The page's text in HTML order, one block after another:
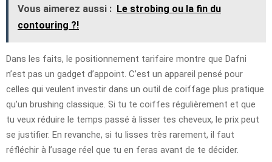
Vous aimerez aussi : Le strobing ou la fin du
contouring ?!
Dans les faits, le positionnement tarifaire montre que Dafni
n’est pas un gadget d’appoint. C’est un appareil pensé pour
celles qui veulent investir dans un outil de coiffage plus pratique
qu’un brushing classique. Si tu te coiffes régulièrement et que
tu veux réduire le temps passé à lisser tes cheveux, le prix peut
se justifier. En revanche, si tu lisses très rarement, il faut
réfléchir à l’usage réel que tu en feras avant de te décider.